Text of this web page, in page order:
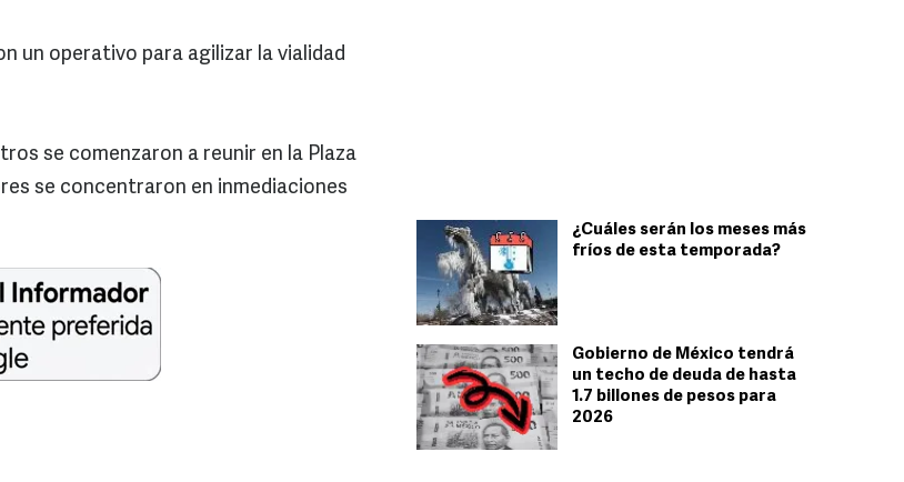
¿Cuáles serán los meses más
fríos de esta temporada?
Gobierno de México tendrá
un techo de deuda de hasta
1.7 billones de pesos para
2026
un operativo para agilizar la vialidad
se comenzaron a reunir en la Plaza
se concentraron en inmediaciones